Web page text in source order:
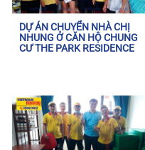
DỰ ÁN CHUYỂN NHÀ CHỊ
NHUNG Ở CĂN HỘ CHUNG
CƯ THE PARK RESIDENCE